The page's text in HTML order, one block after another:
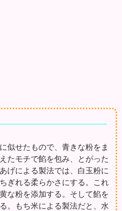
似せたもので、青きな粉をま
たモチで餡を包み、とがった
げによる製法では、白玉粉に
ぎれる柔らかさにする。これ
な粉を添加する。そして餡を
。もち米による製法だと、水